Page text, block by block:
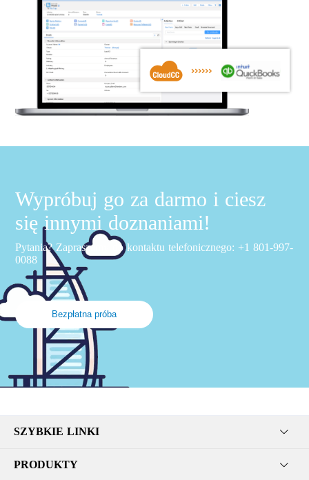
Wypróbuj go za darmo i ciesz
się innymi doznaniami!
Pytania? Zapraszamy do kontaktu telefonicznego: +1 801-997-
0088
Bezpłatna próba
SZYBKIE LINKI
PRODUKTY